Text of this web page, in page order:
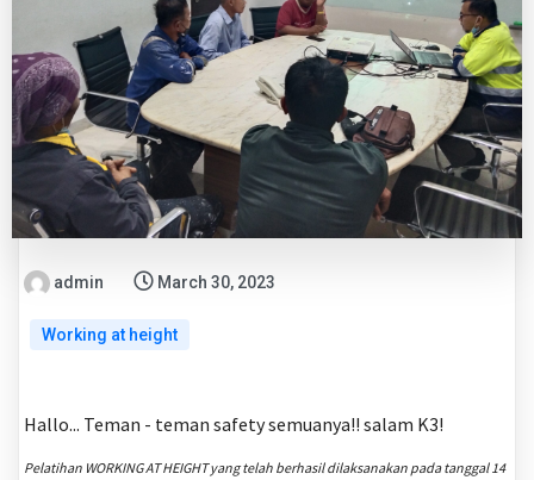
admin March 30, 2023
Working at height
Hallo... Teman - teman safety semuanya!! salam K3!
Pelatihan WORKING AT HEIGHT yang telah berhasil dilaksanakan pada tanggal 14